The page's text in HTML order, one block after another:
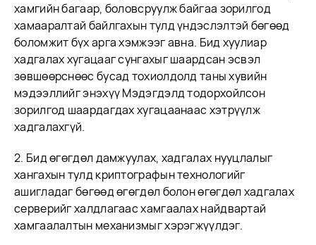
хамгийн багаар, боловсруулж байгаа зорилгод
хамааралтай байлгахын тулд үндэслэлтэй бөгөөд
боломжит бүх арга хэмжээг авна. Бид хуулиар
хадгалах хугацааг сунгахыг шаардсан эсвэл
зөвшөөрснөөс бусад тохиолдолд таны хувийн
мэдээллийг энэхүү Мэдэгдэлд тодорхойлсон
зорилгод шаардагдах хугацаанаас хэтрүүлж
хадгалахгүй.
2. Бид өгөгдөл дамжуулах, хадгалах нууцлалыг
хангахын тулд криптографын технологийг
ашигладаг бөгөөд өгөгдөл болон өгөгдөл хадгалах
серверийг халдлагаас хамгаалах найдвартай
хамгаалалтын механизмыг хэрэгжүүлдэг.